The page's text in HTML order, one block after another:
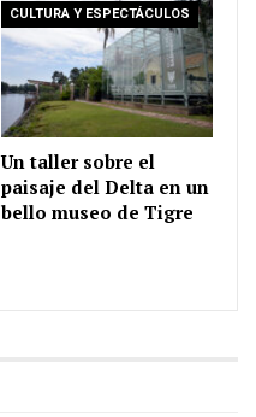
CULTURA Y ESPECTÁCULOS
Un taller sobre el
paisaje del Delta en un
bello museo de Tigre